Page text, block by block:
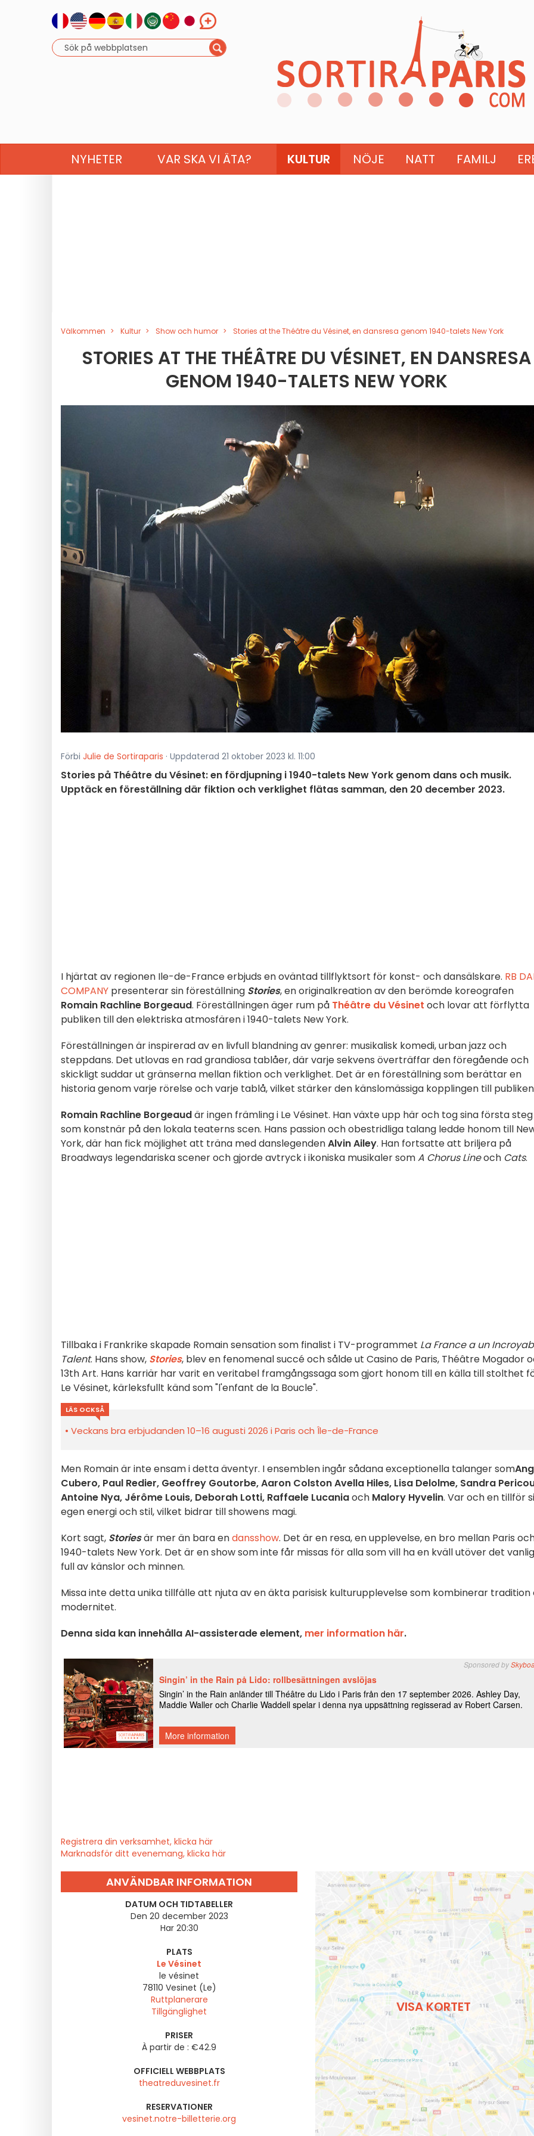
NYHETER VAR SKA VI ÄTA? KULTUR NÖJE NATT FAMILJ
Välkommen Kultur Show och humor Stories at the Théâtre du Vésinet, en dansresa genom 1940-talets New York
STORIES AT THE THÉÂTRE DU VÉSINET, EN DANSRESA
GENOM 1940-TALETS NEW YORK
Förbi Julie de Sortiraparis · Uppdaterad 21 oktober 2023 kl. 11:00
Stories på Théâtre du Vésinet: en fördjupning i 1940-talets New York genom dans och musik.
Upptäck en föreställning där fiktion och verklighet flätas samman, den 20 december 2023.
I hjärtat av regionen Ile-de-France erbjuds en oväntad tillflyktsort för konst- och dansälskare. RB
COMPANY presenterar sin föreställning Stories, en originalkreation av den berömde koreografen
Romain Rachline Borgeaud. Föreställningen äger rum på Théâtre du Vésinet och lovar att förflytta
publiken till den elektriska atmosfären i 1940-talets New York.
Föreställningen är inspirerad av en livfull blandning av genrer: musikalisk komedi, urban jazz och
steppdans. Det utlovas en rad grandiosa tablåer, där varje sekvens överträffar den föregående och
skickligt suddar ut gränserna mellan fiktion och verklighet. Det är en föreställning som berättar en
historia genom varje rörelse och varje tablå, vilket stärker den känslomässiga kopplingen till
Romain Rachline Borgeaudär ingen främling i Le Vésinet. Han växte upp här och tog sina första steg
som konstnär på den lokala teaterns scen. Hans passion och obestridliga talang ledde honom till
York, där han fick möjlighet att träna med danslegendenAlvin Ailey. Han fortsatte att briljera på
Broadways legendariska scener och gjorde avtryck i ikoniska musikaler somA Chorus Lineoch Cats.
Tillbaka i Frankrike skapade Romain sensation som finalist i TV-programmet La France a un
Talent. Hans show, Stories, blev en fenomenal succé och sålde ut Casino de Paris, Théâtre Mogador
13th Art. Hans karriär har varit en veritabel framgångssaga som gjort honom till en källa till stolthet
Le Vésinet, kärleksfullt känd som "l'enfant de la Boucle".
LÄS OCKSÅ
Veckans bra erbjudanden 10–16 augusti 2026 i Paris och Île-de-France
Men Romain är inte ensam i detta äventyr. I ensemblen ingår sådana exceptionella talanger som
Cubero, Paul Redier, Geoffrey Goutorbe, Aaron Colston Avella Hiles, Lisa Delolme, Sandra
Antoine Nya, Jérôme Louis, Deborah Lotti, Raffaele Lucaniaoch Malory Hyvelin. Var och en tillför
egen energi och stil, vilket bidrar till showens magi.
Kort sagt, Storiesär mer än bara endansshow. Det är en resa, en upplevelse, en bro mellan Paris
1940-talets New York. Det är en show som inte får missas för alla som vill ha en kväll utöver det
full av känslor och minnen.
Missa inte detta unika tillfälle att njuta av en äkta parisisk kulturupplevelse som kombinerar tradition
modernitet.
Denna sida kan innehålla AI-assisterade element, mer information här.
Registrera din verksamhet, klicka här
Marknadsför ditt evenemang, klicka här
ANVÄNDBAR INFORMATION
DATUM OCH TIDTABELLER
Den 20 december 2023
Har 20:30
PLATS
Le Vésinet
le vésinet
78110 Vesinet (Le)
Ruttplanerare
Tillgänglighet
PRISER
À partir de : €42.9
OFFICIELL WEBBPLATS
theatreduvesinet.fr
RESERVATIONER
vesinet.notre-billetterie.org
VISA KORTET